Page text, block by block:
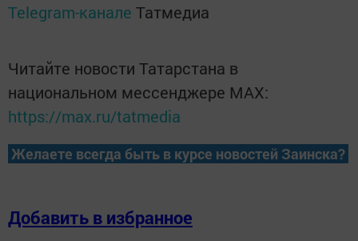
Telegram-канале Татмедиа
Читайте новости Татарстана в
национальном мессенджере MАХ:
https://max.ru/tatmedia
Желаете всегда быть в курсе новостей Заинска?
Добавить в избранное